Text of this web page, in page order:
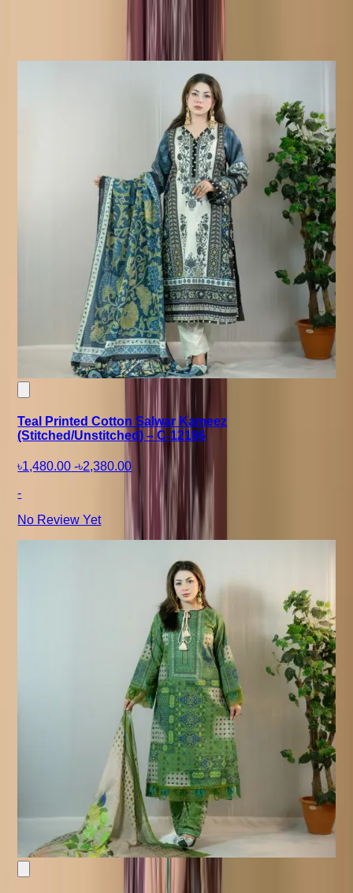
Similar Products
Teal Printed Cotton Salwar Kameez
(Stitched/Unstitched) – C-12186
৳1,480.00 -৳2,380.00
-
No Review Yet